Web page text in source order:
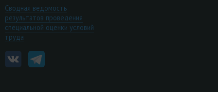
Сводная ведомость
результатов проведения
специальной оценки условий
труда